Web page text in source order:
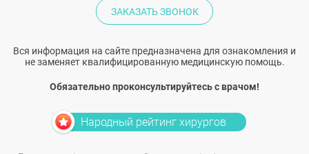
ЗАКАЗАТЬ ЗВОНОК
Вся информация на сайте предназначена для ознакомления и
не заменяет квалифицированную медицинскую помощь.
Обязательно проконсультируйтесь с врачом!
Народный рейтинг хирургов